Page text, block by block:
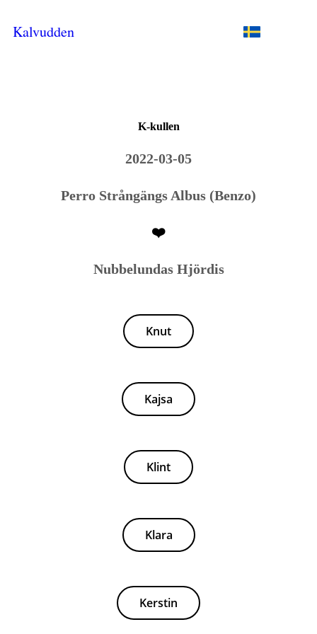
Kalvudden
K-kullen
2022-03-05
Perro Strångängs Albus (Benzo)
❤️
Nubbelundas Hjördis
Knut
Kajsa
Klint
Klara
Kerstin